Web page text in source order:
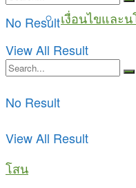
เงื่อนไขและ
No Result
View All Result
No Result
View All Result
โสน